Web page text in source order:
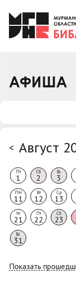
Клуб
Клуб
Коллегам
АФИША
< Август
Пт
1
Сб
2
Вс
3
ПН
11
Вт
12
Ср
13
Чт
21
Пт
22
Сб
23
Вс
31
Показать